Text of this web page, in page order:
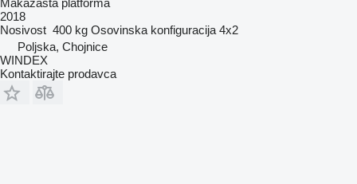
2018
Nosivost 400 kg Osovinska konfiguracija 4x2
Poljska, Chojnice
WINDEX
Kontaktirajte prodavca